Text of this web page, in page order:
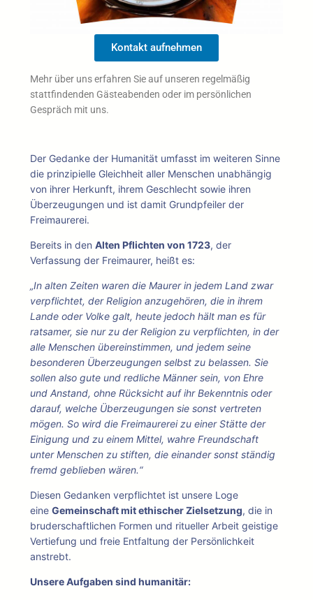
Kontakt aufnehmen
Mehr über uns erfahren Sie auf unseren regelmäßig
stattfindenden Gästeabenden oder im persönlichen
Gespräch mit uns.
Der Gedanke der Humanität umfasst im weiteren Sinne
die prinzipielle Gleichheit aller Menschen unabhängig
von ihrer Herkunft, ihrem Geschlecht sowie ihren
Überzeugungen und ist damit Grundpfeiler der
Freimaurerei.
Bereits in den Alten Pflichten von 1723, der
Verfassung der Freimaurer, heißt es:
„In alten Zeiten waren die Maurer in jedem Land zwar
verpflichtet, der Religion anzugehören, die in ihrem
Lande oder Volke galt, heute jedoch hält man es für
ratsamer, sie nur zu der Religion zu verpflichten, in der
alle Menschen übereinstimmen, und jedem seine
besonderen Überzeugungen selbst zu belassen. Sie
sollen also gute und redliche Männer sein, von Ehre
und Anstand, ohne Rücksicht auf ihr Bekenntnis oder
darauf, welche Überzeugungen sie sonst vertreten
mögen. So wird die Freimaurerei zu einer Stätte der
Einigung und zu einem Mittel, wahre Freundschaft
unter Menschen zu stiften, die einander sonst ständig
fremd geblieben wären.“
Diesen Gedanken verpflichtet ist unsere Loge
eine Gemeinschaft mit ethischer Zielsetzung, die in
bruderschaftlichen Formen und ritueller Arbeit geistige
Vertiefung und freie Entfaltung der Persönlichkeit
anstrebt.
Unsere Aufgaben sind humanitär: